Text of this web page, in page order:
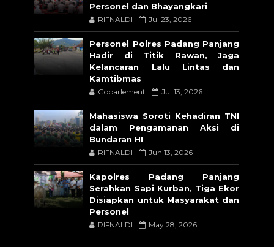
Personel dan Bhayangkari
RIFNALDI Jul 23, 2026
Personel Polres Padang Panjang
Hadir di Titik Rawan, Jaga
Kelancaran Lalu Lintas dan
Kamtibmas
Goparlement Jul 13, 2026
Mahasiswa Soroti Kehadiran TNI
dalam Pengamanan Aksi di
Bundaran HI
RIFNALDI Jun 13, 2026
Kapolres Padang Panjang
Serahkan Sapi Kurban, Tiga Ekor
Disiapkan untuk Masyarakat dan
Personel
RIFNALDI May 28, 2026